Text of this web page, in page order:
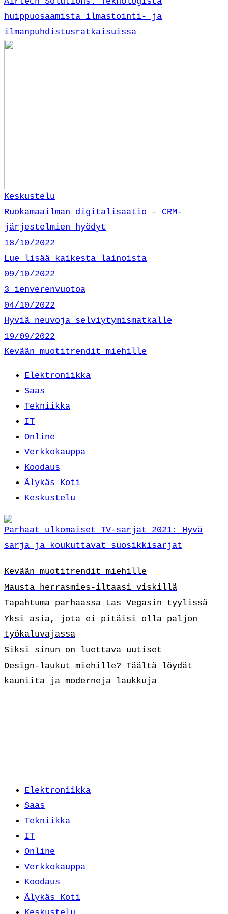
huippuosaamista ilmastointi- ja
ilmanpuhdistusratkaisuissa
Keskustelu
Ruokamaailman digitalisaatio – CRM-
järjestelmien hyödyt
18/10/2022
Lue lisää kaikesta lainoista
09/10/2022
3 ienverenvuotoa
04/10/2022
Hyviä neuvoja selviytymismatkalle
19/09/2022
Kevään muotitrendit miehille
Elektroniikka
Saas
Tekniikka
IT
Online
Verkkokauppa
Koodaus
Älykäs Koti
Keskustelu
Parhaat ulkomaiset TV-sarjat 2021: Hyvä
sarja ja koukuttavat suosikkisarjat
Kevään muotitrendit miehille
Mausta herrasmies-iltaasi viskillä
Tapahtuma parhaassa Las Vegasin tyylissä
Yksi asia, jota ei pitäisi olla paljon
työkaluvajassa
Siksi sinun on luettava uutiset
Design-laukut miehille? Täältä löydät
kauniita ja moderneja laukkuja
Elektroniikka
Saas
Tekniikka
IT
Online
Verkkokauppa
Koodaus
Älykäs Koti